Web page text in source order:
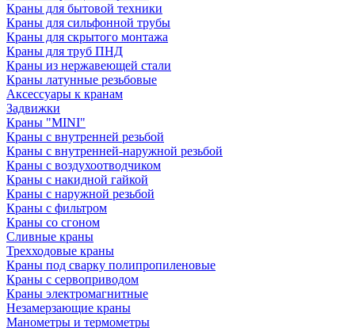
Краны для бытовой техники
Краны для сильфонной трубы
Краны для скрытого монтажа
Краны для труб ПНД
Краны из нержавеющей стали
Краны латунные резьбовые
Аксессуары к кранам
Задвижки
Краны "MINI"
Краны с внутренней резьбой
Краны с внутренней-наружной резьбой
Краны с воздухоотводчиком
Краны с накидной гайкой
Краны с наружной резьбой
Краны с фильтром
Краны со сгоном
Сливные краны
Трехходовые краны
Краны под сварку полипропиленовые
Краны с сервоприводом
Краны электромагнитные
Незамерзающие краны
Манометры и термометры